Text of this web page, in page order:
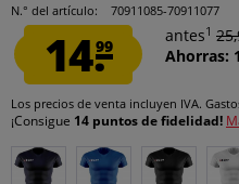
N.° del artículo:
70911085-70911077
14.99
antes1
Ahorras:
Los precios de venta incluyen IVA.
¡Consigue 14 puntos de fidelidad!